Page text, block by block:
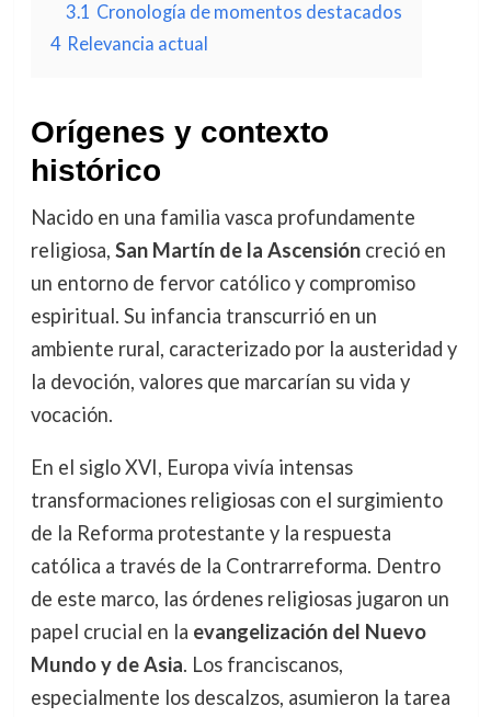
3.1 Cronología de momentos destacados
4 Relevancia actual
Orígenes y contexto
histórico
Nacido en una familia vasca profundamente
religiosa, San Martín de la Ascensióncreció en
un entorno de fervor católico y compromiso
espiritual. Su infancia transcurrió en un
ambiente rural, caracterizado por la austeridad y
la devoción, valores que marcarían su vida y
vocación.
En el siglo XVI, Europa vivía intensas
transformaciones religiosas con el surgimiento
de la Reforma protestante y la respuesta
católica a través de la Contrarreforma. Dentro
de este marco, las órdenes religiosas jugaron un
papel crucial en la evangelización del Nuevo
Mundo y de Asia. Los franciscanos,
especialmente los descalzos, asumieron la tarea